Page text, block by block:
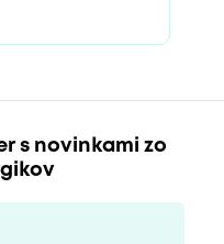
s novinkami zo